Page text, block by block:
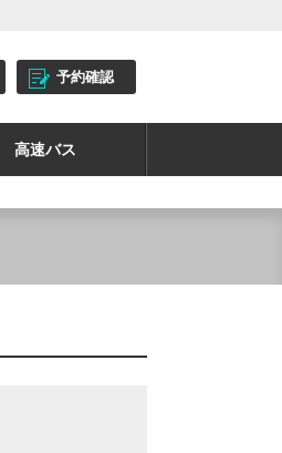
予約確認
高速バス